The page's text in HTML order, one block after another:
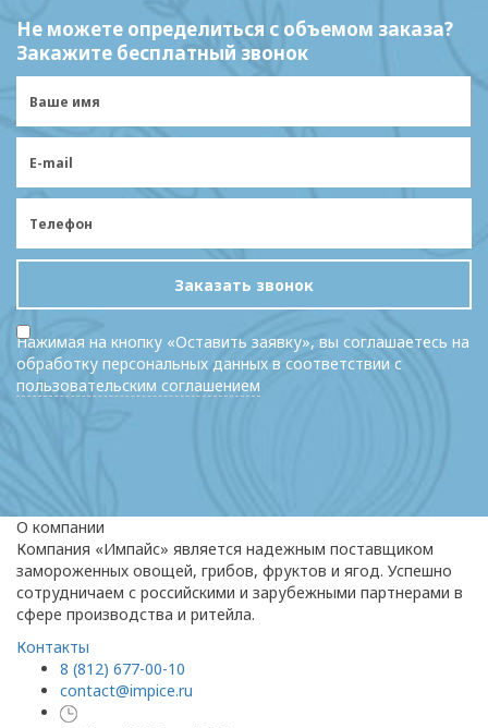
Не можете определиться с объемом заказа?
Закажите бесплатный звонок
Заказать звонок
Нажимая на кнопку «Оставить заявку», вы соглашаетесь на
обработку персональных данных в соответствии с
пользовательским соглашением
О компании
Компания «Импайс» является надежным поставщиком
замороженных овощей, грибов, фруктов и ягод. Успешно
сотрудничаем с российскими и зарубежными партнерами в
сфере производства и ритейла.
Контакты
8 (812) 677-00-10
contact@impice.ru